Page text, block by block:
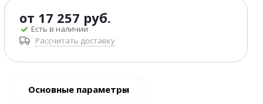
от 17 257 руб.
Есть в наличии
Рассчитать доставку
Основные параметры